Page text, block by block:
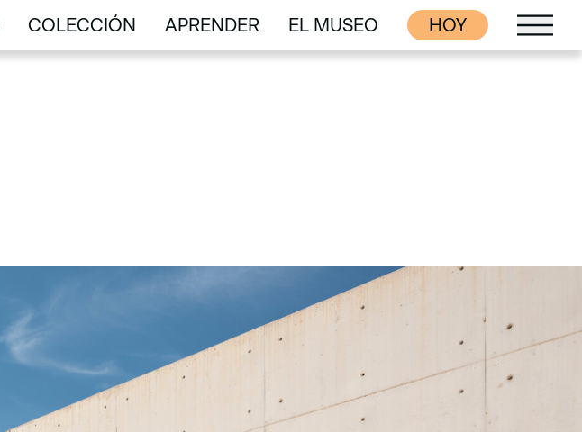
COLECCIÓN
COLECCIÓN
APRENDER
APRENDER
EL MUSEO
EL MUSEO
HOY